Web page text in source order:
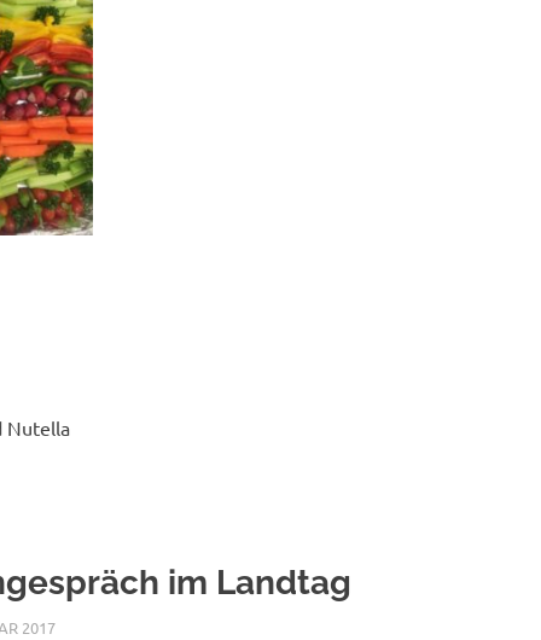
Nutella
im Landtag
2017NICOLE.BETH
ALLGEMEIN